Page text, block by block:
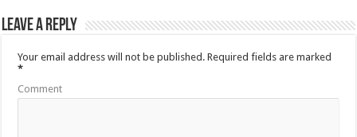
Leave a Reply
Your email address will not be published. Required fields are marked
*
Comment